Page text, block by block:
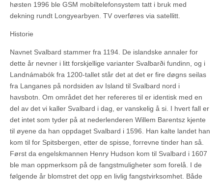
høsten 1996 ble GSM mobiltelefonsystem tatt i bruk med
dekning rundt Longyearbyen. TV overføres via satellitt.
Historie
Navnet Svalbard stammer fra 1194. De islandske annaler for
dette år nevner i litt forskjellige varianter Svalbarði fundinn, og i
Landnámabók fra 1200-tallet står det at det er fire døgns seilas
fra Langanes på nordsiden av Island til Svalbard nord i
havsbotn. Om området det her refereres til er identisk med en
del av det vi kaller Svalbard i dag, er vanskelig å si. I hvert fall er
det intet som tyder på at nederlenderen Willem Barentsz kjente
til øyene da han oppdaget Svalbard i 1596. Han kalte landet han
kom til for Spitsbergen, etter de spisse, forrevne tinder han så.
Først da engelskmannen Henry Hudson kom til Svalbard i 1607
ble man oppmerksom på de fangstmuligheter som forelå. I de
følgende år blomstret det opp en livlig fangstvirksomhet. Både